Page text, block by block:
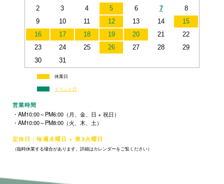
2
3 4 5 6 7
8
9
10 11 12 13 14
15
16
17 18 19 20 21
22
23
24 25 26 27 28
29
30
31
休業日
イベント日
営業時間
・AM10:00～PM6:00（月、金、日 + 祝日）
・AM10:00～PM8:00（火、木、土）
定休日：毎週水曜日 + 第3火曜日
（臨時休業する場合があります。詳細はカレンダーをご覧ください）